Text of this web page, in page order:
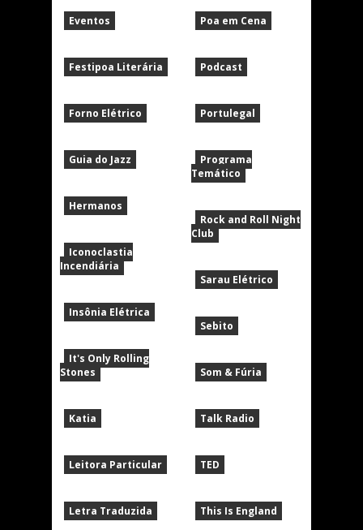
Eventos
Festipoa Literária
Forno Elétrico
Guia do Jazz
Hermanos
Iconoclastia
Incendiária
Insônia Elétrica
It's Only Rolling
Stones
Katia
Leitora Particular
Letra Traduzida
Poa em Cena
Podcast
Portulegal
Programa
Temático
Rock and Roll Night
Club
Sarau Elétrico
Sebito
Som & Fúria
Talk Radio
TED
This Is England